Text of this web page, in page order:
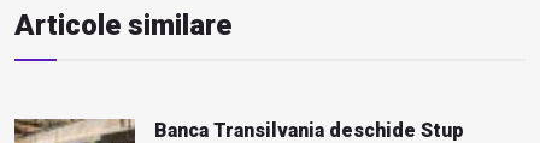
Articole similare
Banca Transilvania deschide Stup